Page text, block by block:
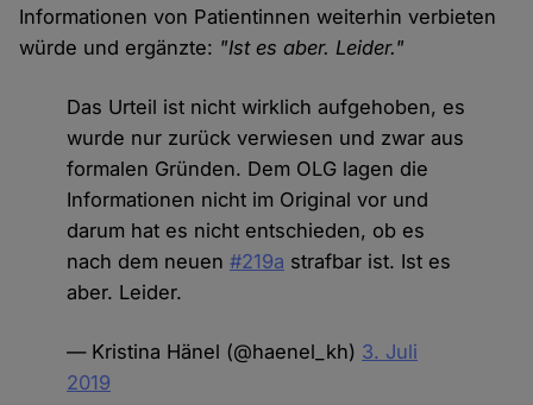
Informationen von Patientinnen weiterhin verbieten
würde und ergänzte: "Ist es aber. Leider."
Das Urteil ist nicht wirklich aufgehoben, es
wurde nur zurück verwiesen und zwar aus
formalen Gründen. Dem OLG lagen die
Informationen nicht im Original vor und
darum hat es nicht entschieden, ob es
nach dem neuen#219a strafbar ist. Ist es
aber. Leider.
— Kristina Hänel (@haenel_kh) 3. Juli
2019